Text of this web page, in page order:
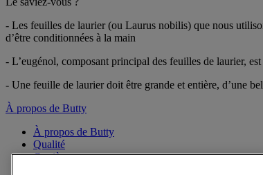
- Les feuilles de laurier (ou Laurus nobilis) que nous
d’être conditionnées à la main
- L’eugénol, composant principal des feuilles de laurier,
- Une feuille de laurier doit être grande et entière, d’une
À propos de Butty
À propos de Butty
Qualité
Carrière